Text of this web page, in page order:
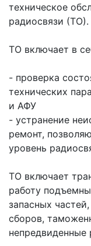
техническое
радиосвязи (ТО).
ТО включает в
- проверка
технических
и АФУ
- устранение
ремонт,
уровень
ТО включает
работу
запасных
сборов,
непредвиденные